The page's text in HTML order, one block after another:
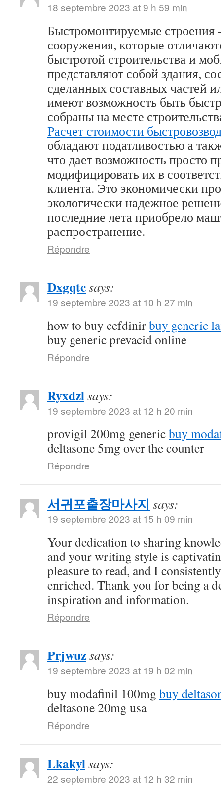
18 septembre 2023 at 9 h 59 min
Быстромонтируемые строения
сооружения, которые
быстротой строительства и
представляют собой здания,
сделанных составных частей
имеют возможность быть
собраны на месте
Расчет стоимости
обладают податливостью а
что дает возможность просто
модифицировать их в
клиента. Это экономически
экологически надежное
последние лета приобрело
распространение.
Répondre
Dxgqtcsays:
19 septembre 2023 at 10 h 27 min
how to buy cefdinirbuy generic
buy generic prevacid online
Répondre
Ryxdzlsays:
19 septembre 2023 at 12 h 20 min
provigil 200mg genericbuy
deltasone 5mg over the counter
Répondre
서귀포출장마사지 says:
19 septembre 2023 at 15 h 09 min
Your dedication to sharing
and your writing style is
pleasure to read, and I
enriched. Thank you for being a
inspiration and information.
Répondre
Prjwuzsays:
19 septembre 2023 at 19 h 02 min
buy modafinil 100mg buy
deltasone 20mg usa
Répondre
Lkakylsays:
22 septembre 2023 at 12 h 32 min